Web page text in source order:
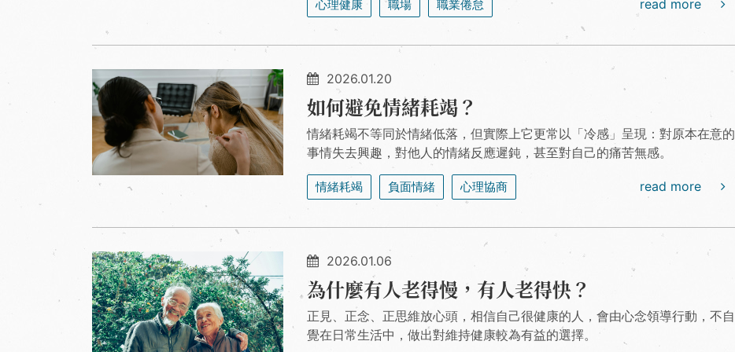
心理健康 職場 職業倦怠 read more
2026.01.20
如何避免情緒耗竭？
情緒耗竭不等同於情緒低落，但實際上它更常以「冷感」呈現：對原本在意的
事情失去興趣，對他人的情緒反應遲鈍，甚至對自己的痛苦無感。
情緒耗竭 負面情緒 心理協商 read more
2026.01.06
為什麼有人老得慢，有人老得快？
正見、正念、正思維放心頭，相信自己很健康的人，會由心念領導行動，不自
覺在日常生活中，做出對維持健康較為有益的選擇。